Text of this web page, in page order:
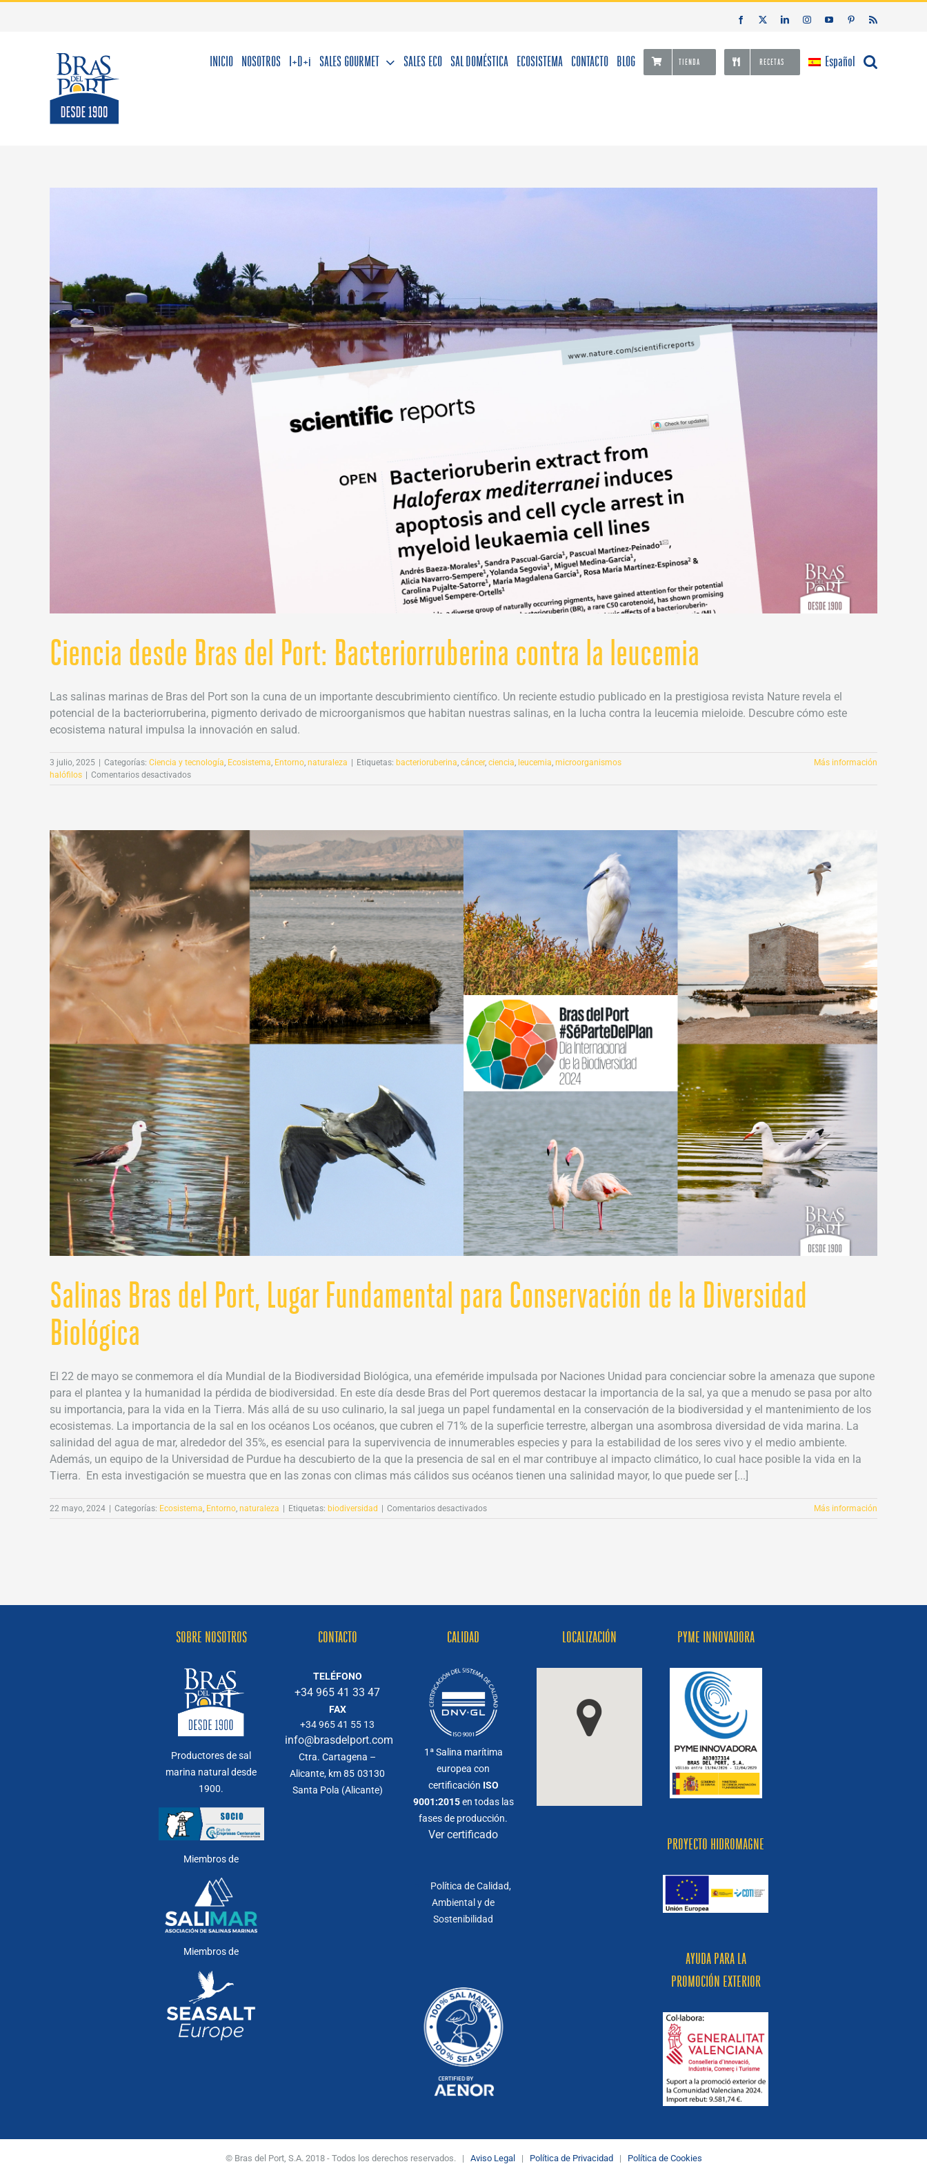
Facebook LinkedInInstagramYouTubePinterestRss
INICIO NOSOTROS I+D+i SALES GOURMET SALES ECO SAL DOMÉSTICA ECOSISTEMA CONTACTO BLOG TIENDA RECETAS Español
Ciencia desde Bras del Port: Bacteriorruberina contra la leucemia
Las salinas marinas de Bras del Port son la cuna de un importante descubrimiento científico. Un reciente estudio publicado en la prestigiosa revista Nature revela el
potencial de la bacteriorruberina, pigmento derivado de microorganismos que habitan nuestras salinas, en la lucha contra la leucemia mieloide. Descubre cómo este
ecosistema natural impulsa la innovación en salud.
3 julio, 2025 Categorías: Ciencia y tecnología, Ecosistema, Entorno, naturaleza Etiquetas: bacterioruberina, cáncer, ciencia, leucemia, microorganismos
halófilos
Comentarios desactivadosen
Port:
Bacteriorruberina
contra
la
leucemia
Más información
Salinas Bras del Port, Lugar Fundamental para Conservación de la Diversidad
Biológica
El 22 de mayo se conmemora el día Mundial de la Biodiversidad Biológica, una efeméride impulsada por Naciones Unidad para concienciar sobre la amenaza que supone
para el plantea y la humanidad la pérdida de biodiversidad. En este día desde Bras del Port queremos destacar la importancia de la sal, ya que a menudo se pasa por alto
su importancia, para la vida en la Tierra. Más allá de su uso culinario, la sal juega un papel fundamental en la conservación de la biodiversidad y el mantenimiento de los
ecosistemas. La importancia de la sal en los océanos Los océanos, que cubren el 71% de la superficie terrestre, albergan una asombrosa diversidad de vida marina. La
salinidad del agua de mar, alrededor del 35%, es esencial para la supervivencia de innumerables especies y para la estabilidad de los seres vivo y el medio ambiente.
Además, un equipo de la Universidad de Purdue ha descubierto de la que la presencia de sal en el mar contribuye al impacto climático, lo cual hace posible la vida en la
Tierra. En esta investigación se muestra que en las zonas con climas más cálidos sus océanos tienen una salinidad mayor, lo que puede ser [...]
22 mayo, 2024 Categorías: Ecosistema, Entorno, naturaleza Etiquetas: biodiversidad Comentarios desactivadosen
Conservación
Más información
SOBRE NOSOTROS
Productores de sal
marina natural desde
1900.
Miembros de
Miembros de
CONTACTO
TELÉFONO
+34 965 41 33 47
FAX
+34 965 41 55 13
info@brasdelport.com
Ctra. Cartagena –
Alicante, km 85 03130
Santa Pola (Alicante)
CALIDAD
1ª Salina marítima
europea con
certificación ISO
9001:2015en todas las
fases de producción.
Ver certificado
Política de Calidad,
Ambiental y de
Sostenibilidad
LOCALIZACIÓN PYME INNOVADORA
PROYECTO HIDROMAGNE
AYUDA PARA LA
PROMOCIÓN EXTERIOR
© Bras del Port, S.A. 2018 - Todos los derechos reservados. | Aviso Legal | Política de Privacidad | Política de Cookies